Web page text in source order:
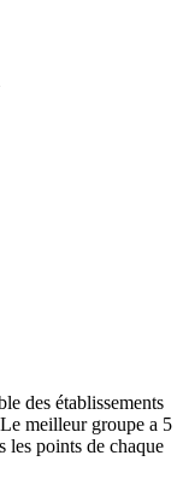
des établissements
meilleur groupe a 5
les points de chaque